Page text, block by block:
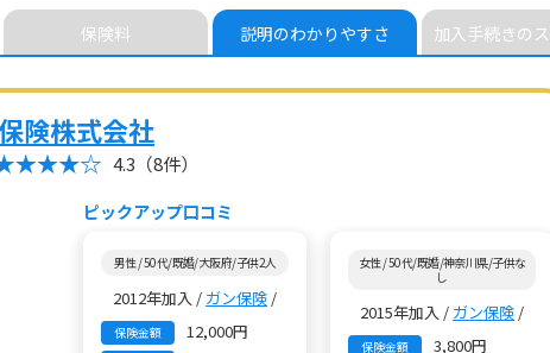
保険料 説明のわかりやすさ 加入手続きの
険株式会社
4.3 （8件）
ピックアップ口コミ
男性 / 50代/既婚/大阪府/子供2人
2012年加入 / ガン保険 /
保険金額
12,000円
女性 / 50代/既婚/神奈川県/子供な
し
2015年加入 / ガン保険 /
保険金額 3,800円